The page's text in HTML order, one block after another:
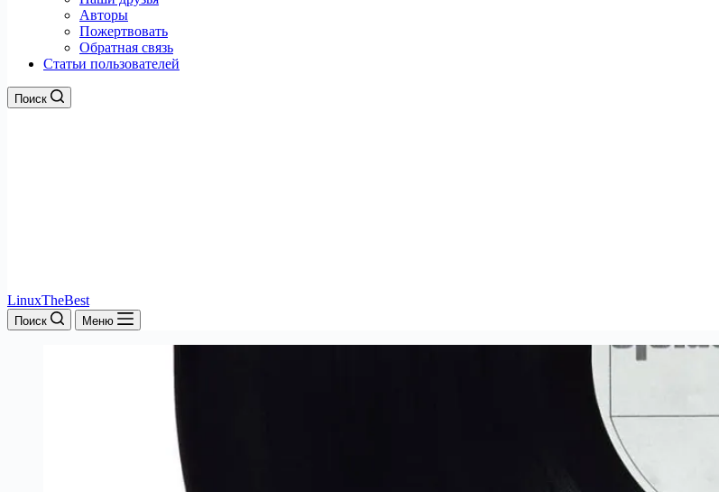
Авторы
Пожертвовать
Обратная связь
Статьи пользователей
Поиск
LinuxTheBest
Поиск Меню